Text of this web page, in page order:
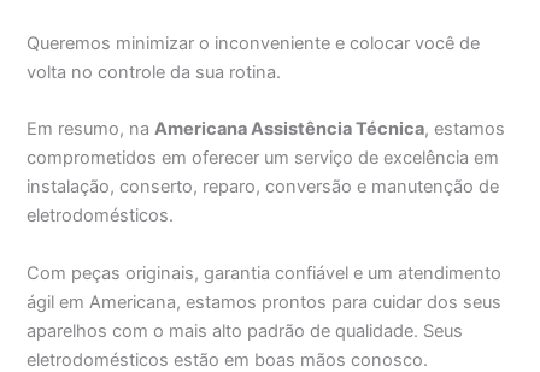
Queremos minimizar o inconveniente e colocar você de
volta no controle da sua rotina.
Em resumo, naAmericana Assistência Técnica, estamos
comprometidos em oferecer um serviço de excelência em
instalação, conserto, reparo, conversão e manutenção de
eletrodomésticos.
Com peças originais, garantia confiável e um atendimento
ágil em Americana, estamos prontos para cuidar dos seus
aparelhos com o mais alto padrão de qualidade. Seus
eletrodomésticos estão em boas mãos conosco.